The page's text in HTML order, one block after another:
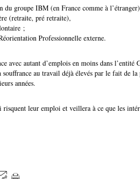
du groupe IBM (en France comme à l’étranger)
(retraite, pré retraite),
;
Professionnelle externe.
avec autant d’emplois en moins dans l’entité
au travail déjà élevés par le fait de
années.
risquent leur emploi et veillera à ce que les